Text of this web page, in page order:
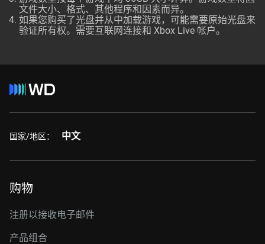
文件大小、格式、其他程序和因素而异。
如果您购买了光盘并从中加载游戏，可能需要原始光盘来
验证所有权。需要互联网连接和 Xbox Live 帐户。
国家/地区： 中文
购物
注册以接收电子邮件
产品组合